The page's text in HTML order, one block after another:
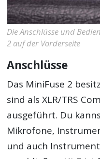
Die Anschlüsse und
2 auf der Vorderseite
Anschlüsse
Das MiniFuse 2
sind als XLR/TRS
ausgeführt. Du
Mikrofone,
und auch